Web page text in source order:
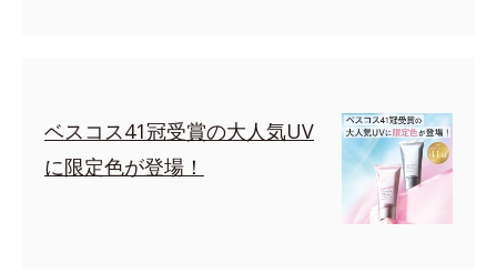
ベスコス41冠受賞の大人気UV
に限定色が登場！